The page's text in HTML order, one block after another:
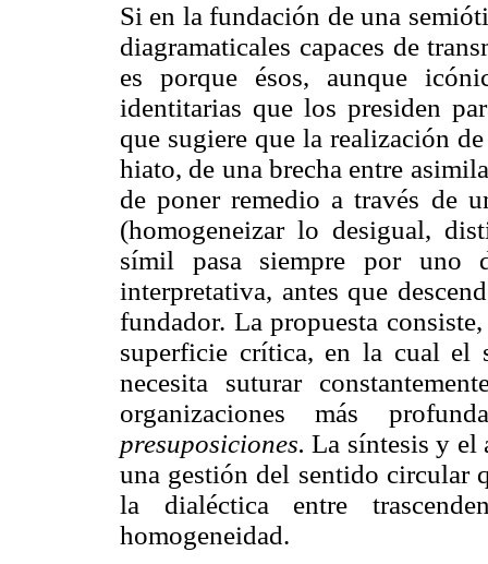
Si en la fundación de una
diagramaticales capaces de
es porque ésos, aunque
identitarias que los presiden
que sugiere que la realización
hiato, de una brecha entre
de poner remedio a través de
(homogeneizar lo desigual,
símil pasa siempre por uno
interpretativa, antes que
fundador. La propuesta
superficie crítica, en la cual el
necesita suturar
organizaciones más
presuposiciones. La síntesis y el
una gestión del sentido circular
la dialéctica entre
homogeneidad.